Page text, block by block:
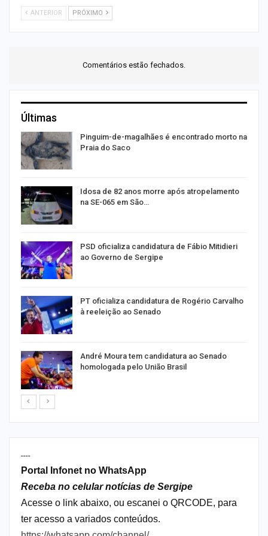
ANTERIOR PRÓXIMO
Comentários estão fechados.
Últimas
Pinguim-de-magalhães é encontrado morto na
Praia do Saco
Idosa de 82 anos morre após atropelamento
na SE-065 em São…
PSD oficializa candidatura de Fábio Mitidieri
ao Governo de Sergipe
PT oficializa candidatura de Rogério Carvalho
à reeleição ao Senado
André Moura tem candidatura ao Senado
homologada pelo União Brasil
----
Portal Infonet no WhatsApp
Receba no celular notícias de Sergipe
Acesse o link abaixo, ou escanei o QRCODE, para
ter acesso a variados conteúdos.